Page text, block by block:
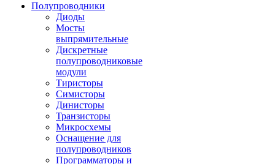
Полупроводники
Диоды
Мосты
выпрямительные
Дискретные
полупроводниковые
модули
Тиристоры
Симисторы
Динисторы
Транзисторы
Микросхемы
Оснащение для
полупроводников
Программаторы и